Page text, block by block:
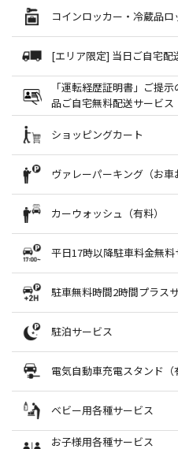
買上品お渡しカウンター」にもお
〈ご利用上のご注意〉
●ご用命を受けてから担当スタッフが
す。
●混雑状況によりお受けできない場合
い。
●モバイルバッテリーがレンタルできる
ご利用方法（外部サイ
ト）
証明写真機（Ki-Re-i）設置場所
南館B1
●履歴書・パスポート・マイナンバー
真機を設置しております。
コインロッカー・冷蔵品ロ
コインロッカー設置場所
西館
無料：要100円硬貨／引取り時返却
※南館B1には、大きな荷物が入るワイ
冷蔵品ロッカー設置場所
本館タカシマヤB1
本館
南館B1
8F
西館
B1
有料：1回100円（要100円硬貨）
[エリア限定] 当日ご自宅
当日ご自宅配送カウンター
本館B1駐車場連絡口
03-5716-2984
【会員募集中】
●対象エリアにお住まいのお客様でご
お買上げ品を当日中にご自宅までお届
す。※会員登録無料
でお越しください。
また、同カウンターにて一般宅急便の
受付
本館B1駐車場連絡口（明治屋横）10:30
お届け時間
【1】13:30～15:30（13:00までの受付
【2】15:30～17:30（15:00までの受付で
【3】17:30～20:00（17:00までの受付で
承り商品 玉川高島屋S.C.内でのお
承り不可商品：冷凍品、貴金属類、信
物（ケーキ等）、危険物、高額商品 等
サイズ制限：3辺の合計が120cmを超え
「運転経歴証明書」ご提
品ご自宅無料配送サービス
「運転経歴証明書」ご提示の65
宅無料配送サービス
本館タカシマヤ 各売場
「運転経歴証明書」記載のご自宅への配
本館タカシマヤの売場係員に、「運転
とマイナンバーカード」をご提示くださ
※お弁当宅配、ギフトサロン・ギフト
詳しくは売場係員におたずねください。
ショッピングカート
お貸出し場所
B1食料品フロア
ショッピングカートはB1食料品フロア
利用はご遠慮ください。
ヴァレーパーキング（お車
インフォローズ
西館B1
03-5716-2764
●車を専用の車寄せでお預りし、駐車を
[お車寄せ・受付]西館B1
[料金]
【一般のお客様】 1回3,000円
ド会員のお客様】 1回2,500円
（※タカシマヤセゾンカード、タカシ
※駐車料金は別途発生いたします。（
※EV充電器ご利用料金は別途発生いたし
※混雑の状況によって、ご利用いただけ
カーウォッシュ（有料）
インフォローズ
西館B1
03-5716-2764
●ワックス洗車、室内清掃、ガラス撥
おります。
[営業時間]10:00～20:00
平日17時以降駐車料金無料
●平日17:00以降の駐車料金が無料とな
は、17:00までの通常の駐車料金が発生
※土・日・祝日およびTamagawa
31、1／2・3は対象外です。
駐車無料時間2時間プラス
●17:00以降、飲食店及びイートインに
車無料時間を2時間延長いたします。
各飲食店にてお申し出ください。
※全日対象 ※レシート合算不可
駐泊サービス
●17:00以降、飲食店及び食料品イート
ールをお召し上がりのお客様は、翌日
だけます。ご希望のお客様は22:00ま
※お申込後に駐泊されずに出庫された場
※12/31並びに、全館休業日の前日は対
電気自動車充電スタンド（
電気自動車充電スタンド
急速充電スタンド
[設置場所]西館駐車場3F 3台
ベビー用各種サービス
お子様用各種サービス